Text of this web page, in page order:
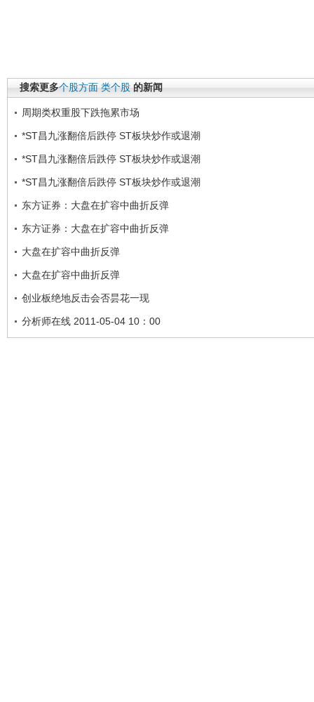
搜索更多个股方面 类个股 的新闻
周期类权重股下跌拖累市场
*ST昌九涨翻倍后跌停 ST板块炒作或退潮
*ST昌九涨翻倍后跌停 ST板块炒作或退潮
*ST昌九涨翻倍后跌停 ST板块炒作或退潮
东方证券：大盘在扩容中曲折反弹
东方证券：大盘在扩容中曲折反弹
大盘在扩容中曲折反弹
大盘在扩容中曲折反弹
创业板绝地反击会否昙花一现
分析师在线 2011-05-04 10：00